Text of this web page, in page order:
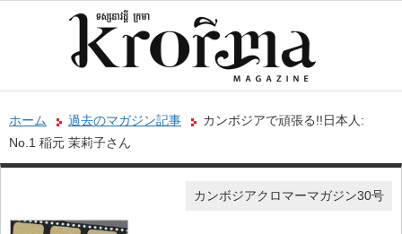
ホーム 過去のマガジン記事
カンボジアで頑張る!!日本人:
No.1 稲元 茉莉子さん
カンボジアクロマーマガジン30号